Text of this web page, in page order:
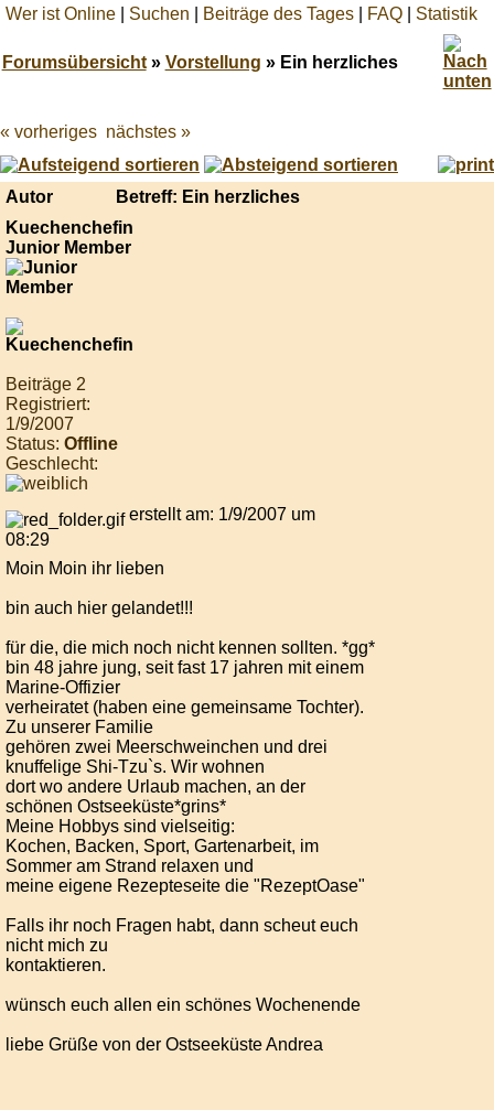
Wer ist Online Suchen Beiträge des Tages FAQ Statistik
Forumsübersicht» Vorstellung » Ein herzliches
Best
online
live
casino
« vorheriges nächstes »
Autor
Betreff: Ein herzliches
Kuechenchefin
Junior Member
Beiträge 2
Registriert:
1/9/2007
Status: Offline
Geschlecht:
erstellt am: 1/9/2007 um
08:29
Moin Moin ihr lieben
bin auch hier gelandet!!!
für die, die mich noch nicht kennen sollten. *gg*
bin 48 jahre jung, seit fast 17 jahren mit einem
Marine-Offizier
verheiratet (haben eine gemeinsame Tochter).
Zu unserer Familie
gehören zwei Meerschweinchen und drei
knuffelige Shi-Tzu`s. Wir wohnen
dort wo andere Urlaub machen, an der
schönen Ostseeküste*grins*
Meine Hobbys sind vielseitig:
Kochen, Backen, Sport, Gartenarbeit, im
Sommer am Strand relaxen und
meine eigene Rezepteseite die "RezeptOase"
Falls ihr noch Fragen habt, dann scheut euch
nicht mich zu
kontaktieren.
wünsch euch allen ein schönes Wochenende
liebe Grüße von der Ostseeküste Andrea